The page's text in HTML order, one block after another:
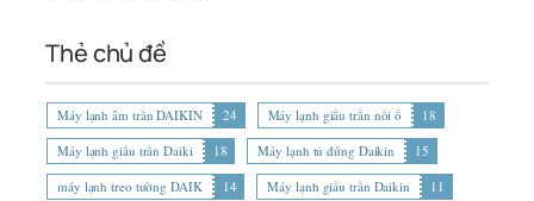
Thẻ chủ đề
Máy lạnh âm trần DAIKIN 24 Máy lạnh giấu trần nối ố
18
Máy lạnh giấu trần Daiki
18 Máy lạnh tủ đứng Daikin
15
máy lạnh treo tường DAIK
14 Máy lạnh giấu trần Daikin 11